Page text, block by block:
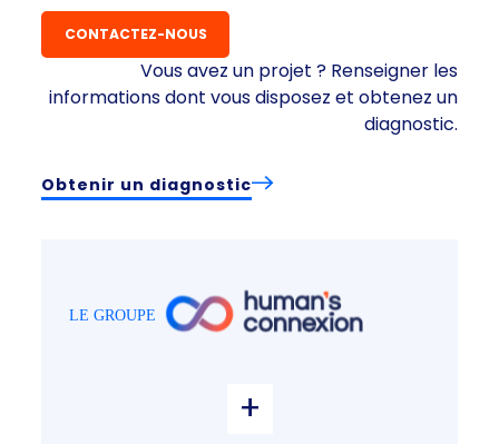
CONTACTEZ-NOUS
Vous avez un projet ? Renseigner les
informations dont vous disposez et obtenez un
diagnostic.
Obtenir un diagnostic
+